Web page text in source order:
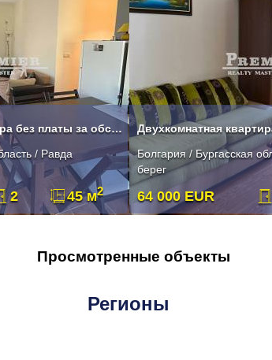
Двухкомнатная квартира без платы за обслуживание в Равде
/ Равда
2 45 м2
Болгария / Бургасская
берег
64 000 EUR
Просмотренные объекты
Регионы